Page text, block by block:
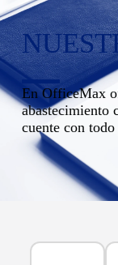
En OfficeMax
abastecimiento
cuente con